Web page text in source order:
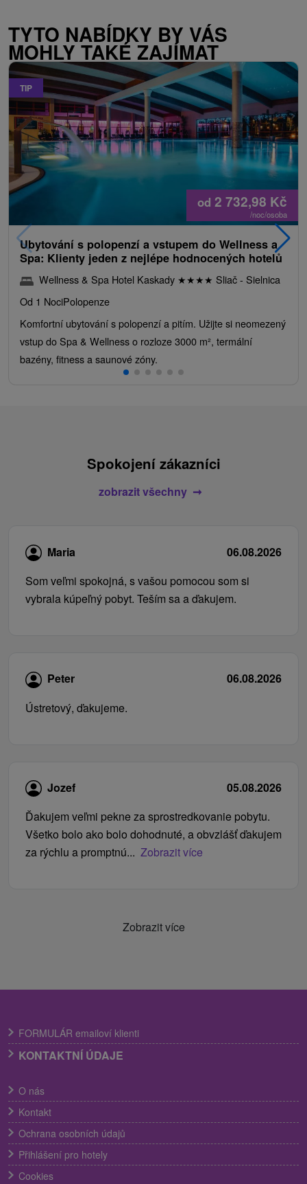
TYTO NABÍDKY BY VÁS
MOHLY TAKÉ ZAJÍMAT
TIP
od 2 732,98 Kč
/noc/osoba
Ubytování s polopenzí a vstupem do Wellness a
Spa: Klienty jeden z nejlépe hodnocených hotelů
Wellness & Spa Hotel Kaskady ★★★★ Sliač - Sielnica
Od 1 NociPolopenze
Komfortní ubytování s polopenzí a pitím. Užijte si neomezený
vstup do Spa & Wellness o rozloze 3000 m², termální
bazény, fitness a saunové zóny.
Spokojení zákazníci
zobrazit všechny
Maria
06.08.2026
Som veľmi spokojná, s vašou pomocou som si
vybrala kúpeľný pobyt. Teším sa a ďakujem.
Peter
06.08.2026
Ústretový, ďakujeme.
Jozef
05.08.2026
Ďakujem veľmi pekne za sprostredkovanie pobytu.
Všetko bolo ako bolo dohodnuté, a obvzlášť ďakujem
za rýchlu a promptnú... Zobrazit více
Zobrazit více
FORMULÁR emailoví klienti
KONTAKTNÍ ÚDAJE
O nás
Kontakt
Ochrana osobních údajů
Přihlášení pro hotely
Cookies